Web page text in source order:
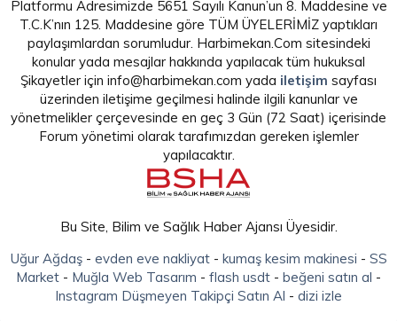
Platformu Adresimizde 5651 Sayılı Kanun’un 8. Maddesine ve
T.C.K’nın 125. Maddesine göre TÜM ÜYELERİMİZ yaptıkları
paylaşımlardan sorumludur. Harbimekan.Com sitesindeki
konular yada mesajlar hakkında yapılacak tüm hukuksal
Şikayetler için info@harbimekan.com yada iletişim sayfası
üzerinden iletişime geçilmesi halinde ilgili kanunlar ve
yönetmelikler çerçevesinde en geç 3 Gün (72 Saat) içerisinde
Forum yönetimi olarak tarafımızdan gereken işlemler
yapılacaktır.
Bu Site, Bilim ve Sağlık Haber Ajansı Üyesidir.
Uğur Ağdaş- evden eve nakliyat- kumaş kesim makinesi - SS
Market - Muğla Web Tasarım - flash usdt - beğeni satın al -
Instagram Düşmeyen Takipçi Satın Al - dizi izle